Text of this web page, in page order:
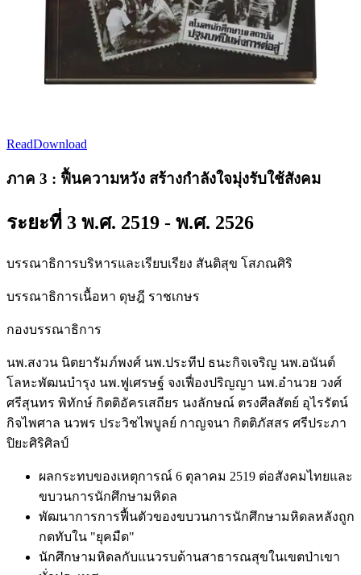
ReadDownload
ภาค 3 : ฟื้นความหวัง สร้างกำลังใจมุ่งรับใช้สังคม
ระยะที่ 3 พ.ศ. 2519 - พ.ศ. 2526
บรรณาธิการบริหารและเรียบเรียง สันติสุข โสภณศิริ
บรรณาธิการเนื้อหา ดุษฎี ราชเกษร
กองบรรณาธิการ
นพ.สงวน นิตยารัมภ์พงศ์ นพ.ประทีป ธนะกิจเจริญ นพ.อนันต์
โลหะพัฒนบำรุง นพ.ฟูเศรษฐ์ จงเฟื่องปริญญา นพ.อำนวย วงศ์
ศรีสุนทร พิทักษ์ กิตติอัครเสถียร นงลักษณ์ ตรงศีลสัตย์ อุไรรัตน์
กิจไพศาล นวพร ประวิชไพบูลย์ กาญจนา กิตติภัสสร ศรีประภา
ปิยะศิริศิลป์
ผลกระทบของเหตุการณ์ 6 ตุลาคม 2519 ต่อสังคมไทยและ
ขบวนการนักศึกษามหิดล
พัฒนาการการฟื้นตัวของขบวนการนักศึกษามหิดลหลังถูก
กดทับใน "ยุคมืด"
นักศึกษามหิดลกับแนวรบด้านสาธารณสุขในเขตป่าเขา